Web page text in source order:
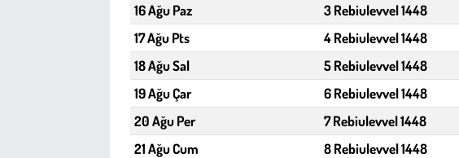
16 Ağu Paz
3 Rebiulevvel 1448
17 Ağu Pts
4 Rebiulevvel 1448
18 Ağu Sal
5 Rebiulevvel 1448
19 Ağu Çar
6 Rebiulevvel 1448
20 Ağu Per
7 Rebiulevvel 1448
21 Ağu Cum
8 Rebiulevvel 1448